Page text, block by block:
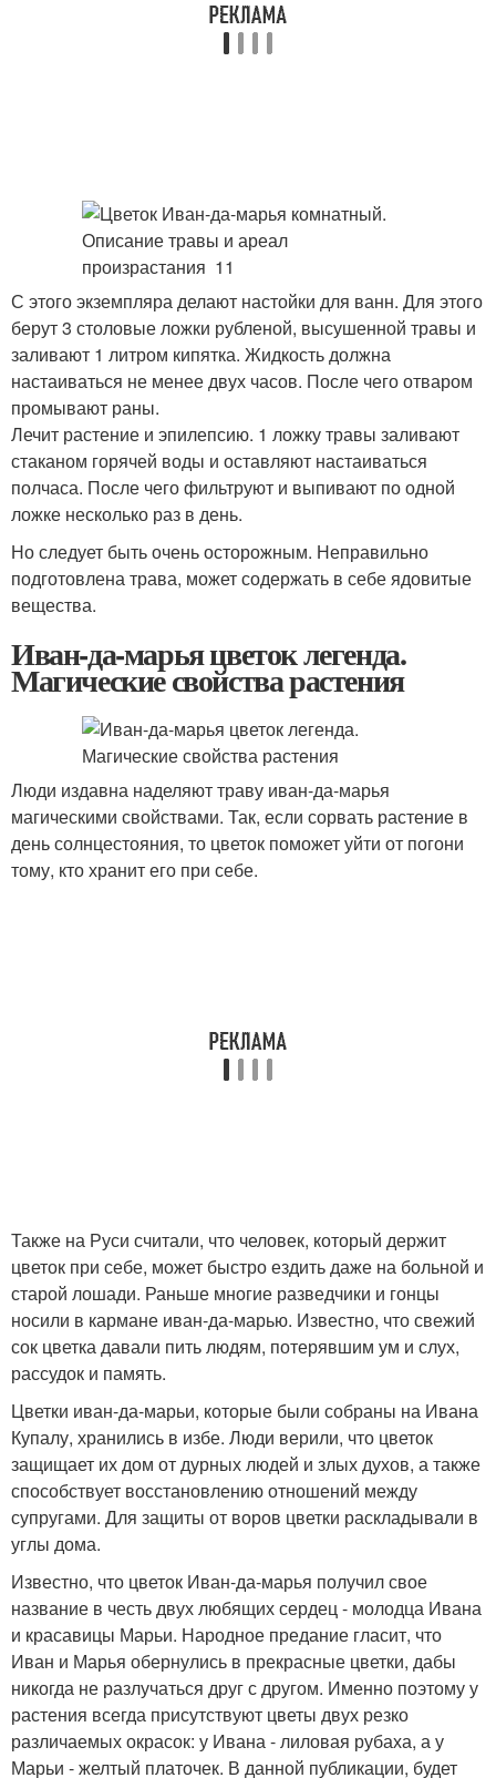
С этого экземпляра делают настойки для ванн. Для этого
берут 3 столовые ложки рубленой, высушенной травы и
заливают 1 литром кипятка. Жидкость должна
настаиваться не менее двух часов. После чего отваром
промывают раны.
Лечит растение и эпилепсию. 1 ложку травы заливают
стаканом горячей воды и оставляют настаиваться
полчаса. После чего фильтруют и выпивают по одной
ложке несколько раз в день.
Но следует быть очень осторожным. Неправильно
подготовлена трава, может содержать в себе ядовитые
вещества.
Иван-да-марья цветок легенда.
Магические свойства растения
Люди издавна наделяют траву иван-да-марья
магическими свойствами. Так, если сорвать растение в
день солнцестояния, то цветок поможет уйти от погони
тому, кто хранит его при себе.
Также на Руси считали, что человек, который держит
цветок при себе, может быстро ездить даже на больной и
старой лошади. Раньше многие разведчики и гонцы
носили в кармане иван-да-марью. Известно, что свежий
сок цветка давали пить людям, потерявшим ум и слух,
рассудок и память.
Цветки иван-да-марьи, которые были собраны на Ивана
Купалу, хранились в избе. Люди верили, что цветок
защищает их дом от дурных людей и злых духов, а также
способствует восстановлению отношений между
супругами. Для защиты от воров цветки раскладывали в
углы дома.
Известно, что цветок Иван-да-марья получил свое
название в честь двух любящих сердец - молодца Ивана
и красавицы Марьи. Народное предание гласит, что
Иван и Марья обернулись в прекрасные цветки, дабы
никогда не разлучаться друг с другом. Именно поэтому у
растения всегда присутствуют цветы двух резко
различаемых окрасок: у Ивана - лиловая рубаха, а у
Марьи - желтый платочек. В данной публикации, будет